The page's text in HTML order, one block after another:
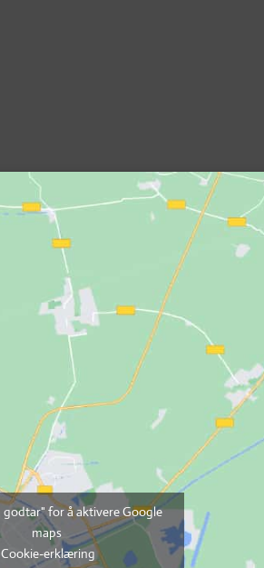
godtar" for å aktivere Google
maps
Cookie-erklæring